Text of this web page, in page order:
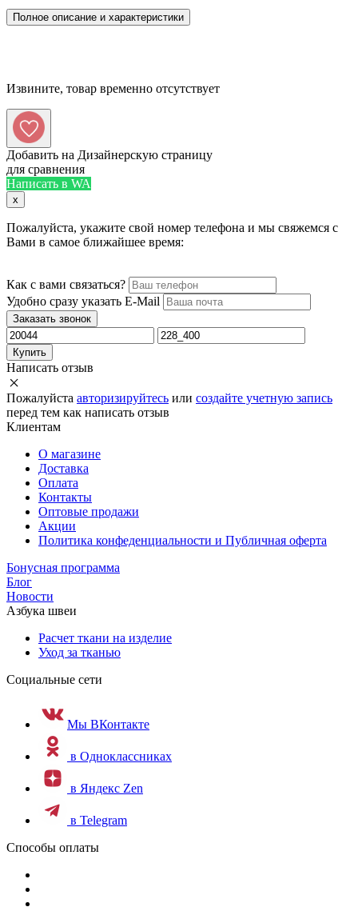
Полное описание и характеристики
Извините, товар временно отсутствует
Добавить на Дизайнерскую страницу
для сравнения
Написать в WA
x
Пожалуйста, укажите свой номер телефона и мы свяжемся с
Вами в самое ближайшее время:
Как с вами связаться?
Удобно сразу указать E-Mail
Заказать звонок
Купить
Написать отзыв
Пожалуйста авторизируйтесь или создайте учетную запись
перед тем как написать отзыв
Клиентам
О магазине
Доставка
Оплата
Контакты
Оптовые продажи
Акции
Политика конфеденциальности и Публичная оферта
Бонусная программа
Блог
Новости
Азбука швеи
Расчет ткани на изделие
Уход за тканью
Социальные сети
Мы ВКонтакте
в Одноклассниках
в Яндекс Zen
в Telegram
Способы оплаты